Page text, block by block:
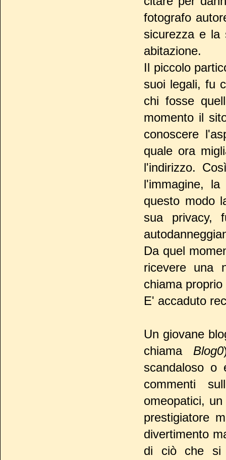
fotografo
sicurezza e la
abitazione.
Il piccolo
suoi legali, fu
chi fosse
momento il
conoscere
quale ora
l'indirizzo.
l'immagine,
questo modo
sua privacy,
Da quel
ricevere una
chiama proprio
E' accaduto
Un giovane
chiama Blog0
scandaloso o
commenti
omeopatici,
prestigiatore
divertimento
di ciò che si